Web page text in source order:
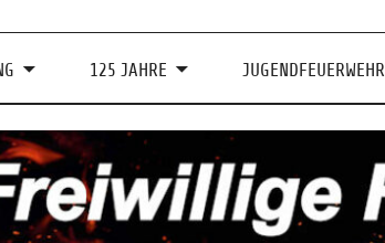
125 JAHRE JUGENDFEUERWEHR